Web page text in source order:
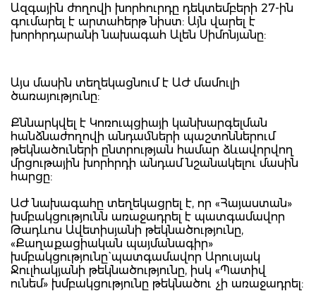
Ազգային ժողովի խորհուրդը դեկտեմբերի 27-ին
գումարել է արտահերթ նիստ: Այն վարել է
խորհրդարանի նախագահ Ալեն Սիմոնյանը:
Այս մասին տեղեկացնում է ԱԺ մամուլի
ծառայությունը:
Քննարկվել է Կոռուպցիայի կանխարգելման
հանձնաժողովի անդամների պաշտոններում
թեկնածուների ընտրության համար ձևավորվող
մրցութային խորհրդի անդամ նշանակելու մասին
հարցը:
ԱԺ նախագահը տեղեկացրել է, որ «Հայաստան»
խմբակցությունն առաջադրել է պատգամավոր
Թադևոս Ավետիսյանի թեկնածությունը,
«Քաղաքացիական պայմանագիր»
խմբակցությունը` պատգամավոր Արուսյակ
Ջուլհակյանի թեկնածությունը, իսկ «Պատիվ
ունեմ» խմբակցությունը թեկնածու չի առաջադրել: